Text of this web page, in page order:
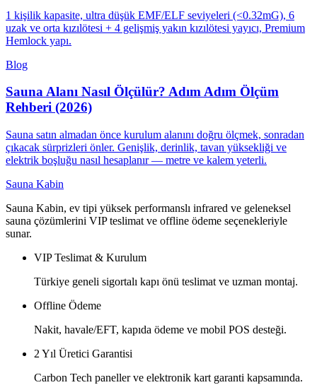
1 kişilik kapasite, ultra düşük EMF/ELF seviyeleri (<0.32mG), 6
uzak ve orta kızılötesi + 4 gelişmiş yakın kızılötesi yayıcı, Premium
Hemlock yapı.
Blog
Sauna Alanı Nasıl Ölçülür? Adım Adım Ölçüm
Rehberi (2026)
Sauna satın almadan önce kurulum alanını doğru ölçmek, sonradan
çıkacak sürprizleri önler. Genişlik, derinlik, tavan yüksekliği ve
elektrik boşluğu nasıl hesaplanır — metre ve kalem yeterli.
Sauna Kabin
Sauna Kabin, ev tipi yüksek performanslı infrared ve geleneksel
sauna çözümlerini VIP teslimat ve offline ödeme seçenekleriyle
sunar.
VIP Teslimat & Kurulum
Türkiye geneli sigortalı kapı önü teslimat ve uzman montaj.
Offline Ödeme
Nakit, havale/EFT, kapıda ödeme ve mobil POS desteği.
2 Yıl Üretici Garantisi
Carbon Tech paneller ve elektronik kart garanti kapsamında.